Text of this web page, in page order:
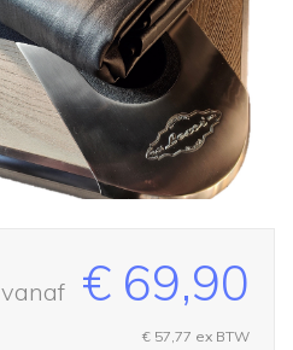
vanaf € 69,90
€ 57,77 ex BTW